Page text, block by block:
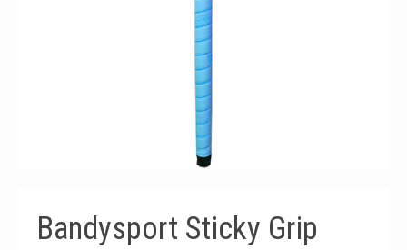
Bandysport Sticky Grip